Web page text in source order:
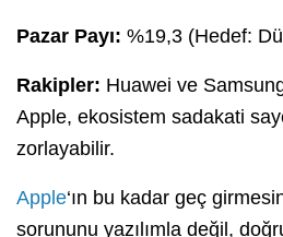
Pazar Payı: %19,3 (Hedef:
Rakipler: Huawei ve
Apple, ekosistem sadakati
zorlayabilir.
Apple‘ın bu kadar geç
sorununu yazılımla değil,